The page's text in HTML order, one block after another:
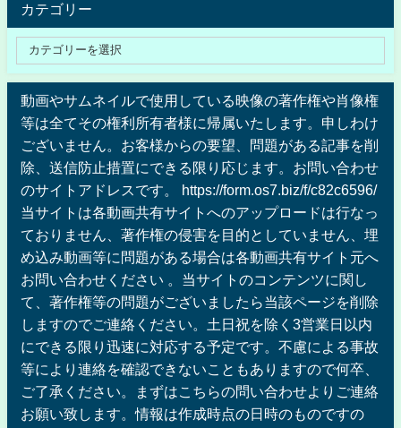
カテゴリー
動画やサムネイルで使用している映像の著作権や肖像権
等は全てその権利所有者様に帰属いたします。申しわけ
ございません。お客様からの要望、問題がある記事を削
除、送信防止措置にできる限り応じます。お問い合わせ
のサイトアドレスです。 https://form.os7.biz/f/c82c6596/
当サイトは各動画共有サイトへのアップロードは行なっ
ておりません、著作権の侵害を目的としていません、埋
め込み動画等に問題がある場合は各動画共有サイト元へ
お問い合わせください 。当サイトのコンテンツに関し
て、著作権等の問題がございましたら当該ページを削除
しますのでご連絡ください。土日祝を除く3営業日以内
にできる限り迅速に対応する予定です。不慮による事故
等により連絡を確認できないこともありますので何卒、
ご了承ください。まずはこちらの問い合わせよりご連絡
お願い致します。情報は作成時点の日時のものですの